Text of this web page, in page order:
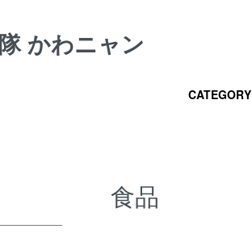
かわニャン
CATEGORY
食品